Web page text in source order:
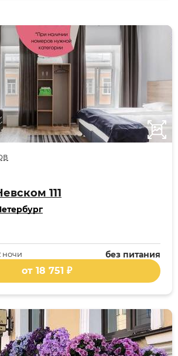
111
без питания
ночи
от 18 751 ₽